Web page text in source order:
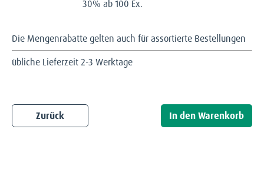
30% ab 100 Ex.
Die Mengenrabatte gelten auch für assortierte Bestellungen
übliche Lieferzeit 2-3 Werktage
Zurück